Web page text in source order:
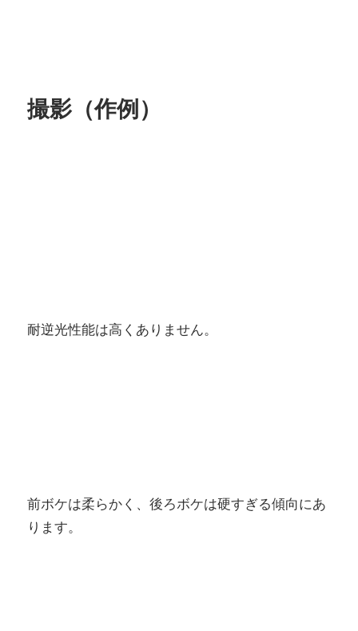
撮影（作例）
耐逆光性能は高くありません。
前ボケは柔らかく、後ろボケは硬すぎる傾向にあ
ります。